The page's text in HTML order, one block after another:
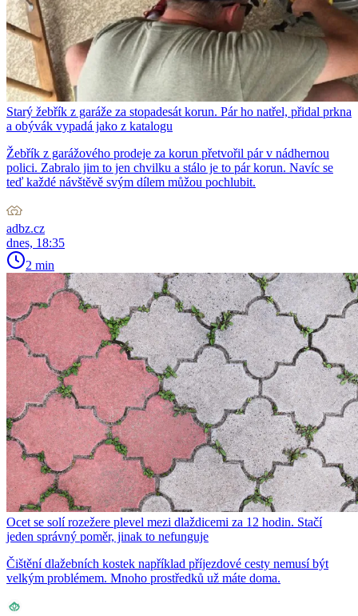
Starý žebřík z garáže za stopadesát korun. Pár ho natřel, přidal prkna
a obývák vypadá jako z katalogu
Žebřík z garážového prodeje za korun přetvořil pár v nádhernou
polici. Zabralo jim to jen chvilku a stálo je to pár korun. Navíc se
teď každé návštěvě svým dílem můžou pochlubit.
adbz.cz
dnes, 18:35
2 min
Ocet se solí rozežere plevel mezi dlaždicemi za 12 hodin. Stačí
jeden správný poměr, jinak to nefunguje
Čištění dlažebních kostek například příjezdové cesty nemusí být
velkým problémem. Mnoho prostředků už máte doma.